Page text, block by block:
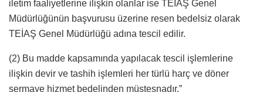
iletim faaliyetlerine ilişkin olanlar ise TEİAŞ Genel
Müdürlüğünün başvurusu üzerine resen bedelsiz olarak
TEİAŞ Genel Müdürlüğü adına tescil edilir.
(2) Bu madde kapsamında yapılacak tescil işlemlerine
ilişkin devir ve tashih işlemleri her türlü harç ve döner
sermaye hizmet bedelinden müstesnadır.”